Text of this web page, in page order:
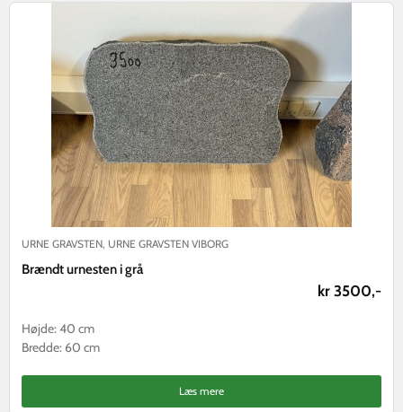
URNE GRAVSTEN, URNE GRAVSTEN VIBORG
Brændt urnesten i grå
kr 3500,-
Højde: 40 cm
Bredde: 60 cm
Læs mere